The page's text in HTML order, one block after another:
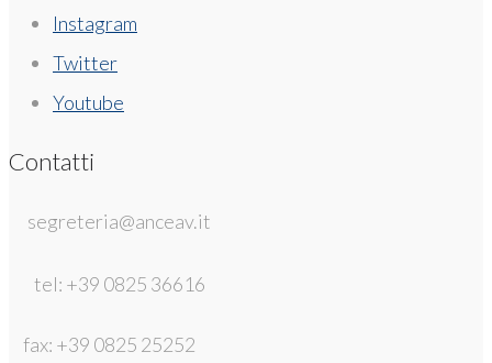
Instagram
Twitter
Youtube
Contatti
segreteria@anceav.it
tel: +39 0825 36616
fax: +39 0825 25252